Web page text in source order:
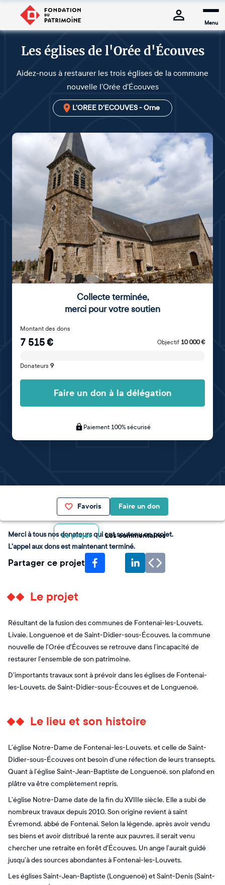
Menu
Les églises de l'Orée d'Écouves
Aidez-nous à restaurer les trois églises de la commune
nouvelle l'Orée d'Écouves
L'OREE D'ECOUVES - Orne
Collecte terminée,
merci pour votre soutien
Montant des dons
7 515€ Objectif 10 000€
Donateurs 9
Faire un don à la délégation
Paiement 100% sécurisé
Favoris Faire un don
Le projet Les commentaires
Merci à tous nos donateurs qui ont soutenu ce projet.
L'appel aux dons est maintenant terminé.
Partager ce projet
Le projet
Résultant de la fusion des communes de Fontenai-les-Louvets,
Livaie, Longuenoë et de Saint-Didier-sous-Écouves, la commune
nouvelle de l’Orée d'Écouves se retrouve dans l’incapacité de
restaurer l’ensemble de son patrimoine.
D’importants travaux sont à prévoir dans les églises de Fontenai-
les-Louvets, de Saint-Didier-sous-Écouves et de Longuenoë.
Le lieu et son histoire
L’église Notre-Dame de Fontenai-les-Louvets, et celle de Saint-
Didier-sous-Écouves ont besoin d’une réfection de leurs transepts.
Quant à l’église Saint-Jean-Baptiste de Longuenoë, son plafond en
plâtre va être complètement repris.
L’église Notre-Dame date de la fin du XVIIIe siècle. Elle a subi de
nombreux travaux depuis 2010. Son origine revient à saint
Évremond, abbé de Fontenai. Selon la légende, après avoir vendu
ses biens et avoir distribué la rente aux pauvres, il serait venu
chercher une retraite en forêt d'Écouves. Un ange l’aurait guidé
jusqu’à des sources abondantes à Fontenai-les-Louvets.
Les églises Saint-Jean-Baptiste (Longuenoë) et Saint-Denis (Saint-